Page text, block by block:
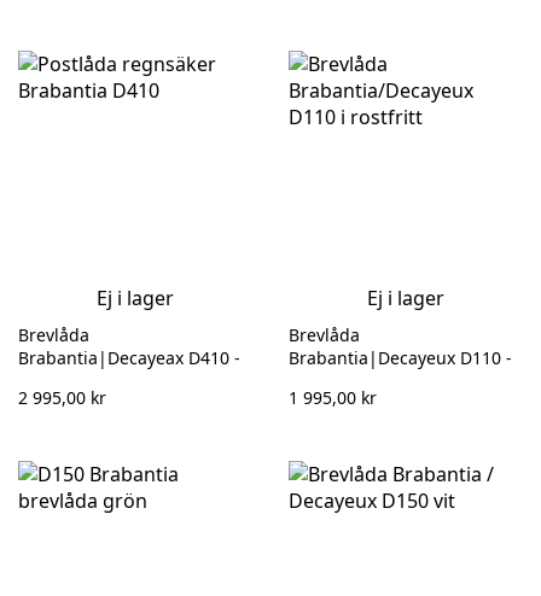
Ej i lager
Brevlåda
Brabantia|Decayeax D410 -
2 995,00 kr
Ej i lager
Brevlåda
Brabantia|Decayeux D110 -
1 995,00 kr